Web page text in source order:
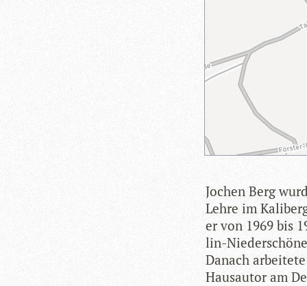
Jochen Berg
Lehre im
er von 1969 bis
lin-
Danach
Haus­au­tor am